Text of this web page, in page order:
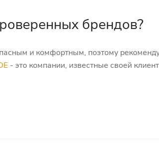
брендов?
и комфортным, поэтому
- это компании, известные своей